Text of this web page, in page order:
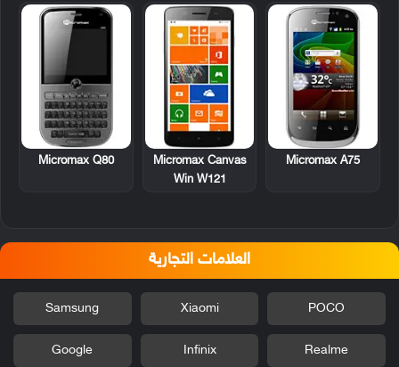
Micromax A75
Micromax Canvas
Win W121
Micromax Q80
العلامات التجارية
POCO
Xiaomi
Samsung
Realme
Infinix
Google